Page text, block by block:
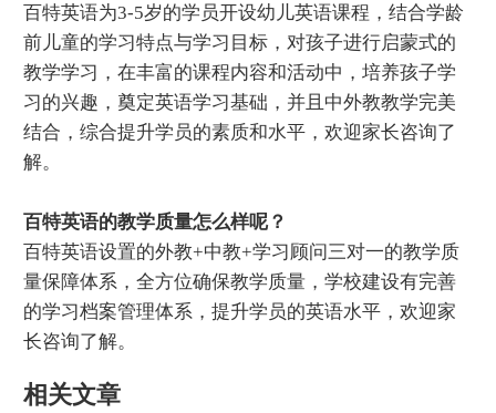
百特英语为3-5岁的学员开设幼儿英语课程，结合学龄
前儿童的学习特点与学习目标，对孩子进行启蒙式的
教学学习，在丰富的课程内容和活动中，培养孩子学
习的兴趣，奠定英语学习基础，并且中外教教学完美
结合，综合提升学员的素质和水平，欢迎家长咨询了
解。
百特英语的教学质量怎么样呢？
百特英语设置的外教+中教+学习顾问三对一的教学质
量保障体系，全方位确保教学质量，学校建设有完善
的学习档案管理体系，提升学员的英语水平，欢迎家
长咨询了解。
相关文章